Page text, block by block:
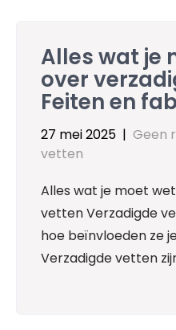
Alles wat je
over
Feiten en
27 mei 2025 | Geen
vetten
Alles wat je moet
vetten Verzadigde
hoe beïnvloeden ze
Verzadigde vetten